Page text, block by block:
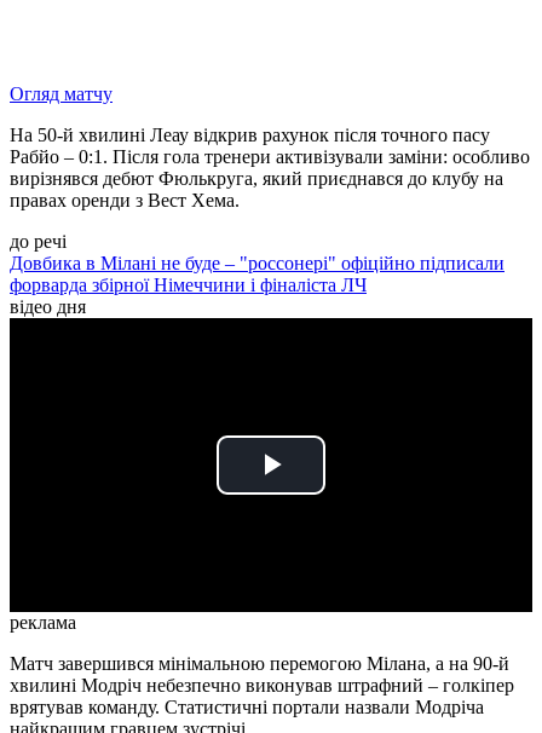
Огляд матчу
На 50-й хвилині Леау відкрив рахунок після точного пасу
Рабйо – 0:1. Після гола тренери активізували заміни: особливо
вирізнявся дебют Фюлькруга, який приєднався до клубу на
правах оренди з Вест Хема.
до речі
Довбика в Мілані не буде – "россонері" офіційно підписали
форварда збірної Німеччини і фіналіста ЛЧ
відео дня
Play
реклама
Матч завершився мінімальною перемогою Мілана, а на 90-й
хвилині Модріч небезпечно виконував штрафний – голкіпер
врятував команду. Статистичні портали назвали Модріча